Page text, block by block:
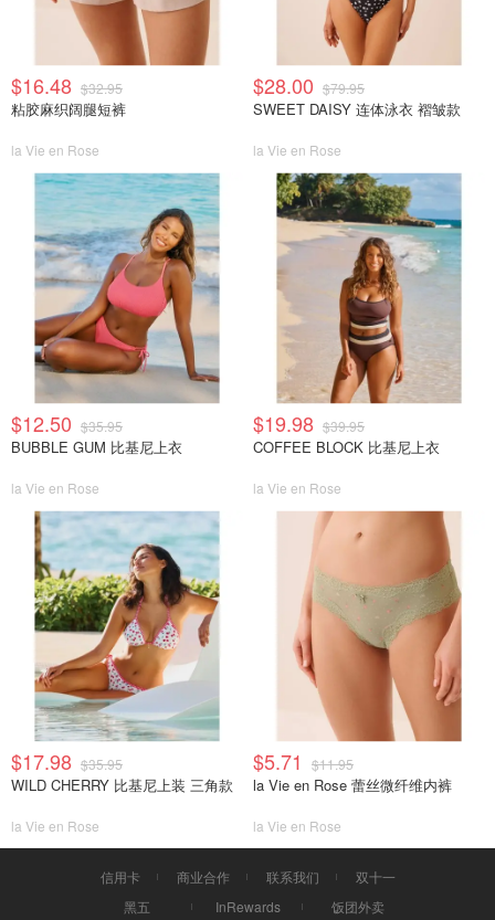
$16.48 $32.95
粘胶麻织阔腿短裤
la Vie en Rose
$28.00 $79.95
SWEET DAISY 连体泳衣 褶皱款
la Vie en Rose
$12.50 $35.95
BUBBLE GUM 比基尼上衣
la Vie en Rose
$19.98 $39.95
COFFEE BLOCK 比基尼上衣
la Vie en Rose
$17.98 $35.95
WILD CHERRY 比基尼上装 三角款
la Vie en Rose
$5.71 $11.95
la Vie en Rose 蕾丝微纤维内裤
la Vie en Rose
信用卡 商业合作 联系我们
双十一
黑五
InRewards 饭团外卖